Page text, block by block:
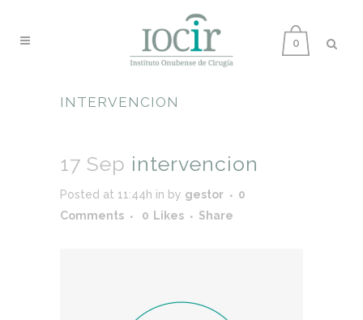
0
INTERVENCION
17 Sep intervencion
Posted at 11:44h in by gestor
0
Comments
0 Likes Share